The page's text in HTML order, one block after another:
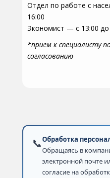
Отдел по работе с
16:00
Экономист — с 13:00 до
*прием к специалисту
согласованию
📞Обработка
Обращаясь в
электронной почте
согласие на